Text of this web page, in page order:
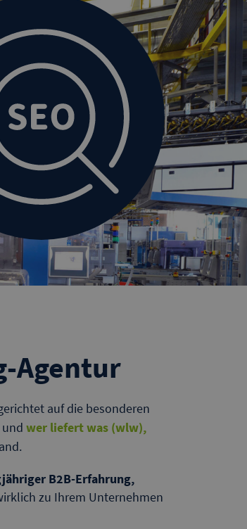
Agentur
auf die besonderen
und wer liefert was (wlw),
B2B-Erfahrung,
zu Ihrem Unternehmen